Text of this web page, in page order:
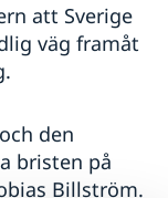
att Sverige
väg framåt
den
bristen på
Billström.